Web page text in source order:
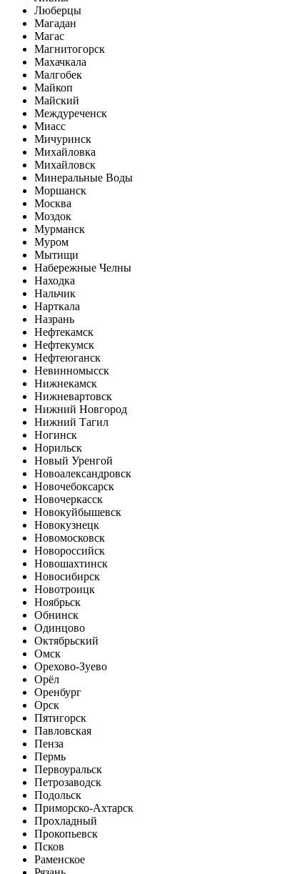
Люберцы
Магадан
Магас
Магнитогорск
Махачкала
Малгобек
Майкоп
Майский
Междуреченск
Миасс
Мичуринск
Михайловка
Михайловск
Минеральные Воды
Моршанск
Москва
Моздок
Мурманск
Муром
Мытищи
Набережные Челны
Находка
Нальчик
Нарткала
Назрань
Нефтекамск
Нефтекумск
Нефтеюганск
Невинномысск
Нижнекамск
Нижневартовск
Нижний Новгород
Нижний Тагил
Ногинск
Норильск
Новый Уренгой
Новоалександровск
Новочебоксарск
Новочеркасск
Новокуйбышевск
Новокузнецк
Новомосковск
Новороссийск
Новошахтинск
Новосибирск
Новотроицк
Ноябрьск
Обнинск
Одинцово
Октябрьский
Омск
Орехово-Зуево
Орёл
Оренбург
Орск
Пятигорск
Павловская
Пенза
Пермь
Первоуральск
Петрозаводск
Подольск
Приморско-Ахтарск
Прохладный
Прокопьевск
Псков
Раменское